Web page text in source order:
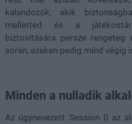
kalandozók, akik
melletted és a
biztosítására persze rengeteg
során, ezeken pedig mind végig
Minden a nulladik
Az úgynevezett Session 0 az